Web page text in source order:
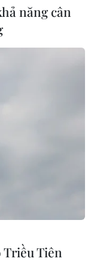
THANH
năng cân
Triều Tiên